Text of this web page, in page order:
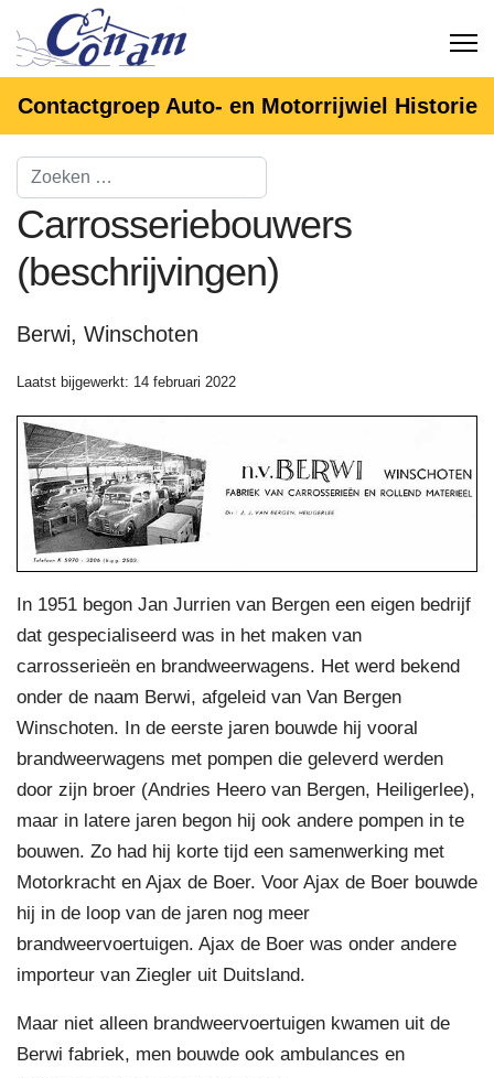
Contactgroep Auto- en Motorrijwiel Historie
Carrosseriebouwers
(beschrijvingen)
Berwi, Winschoten
Laatst bijgewerkt: 14 februari 2022
In 1951 begon Jan Jurrien van Bergen een eigen bedrijf
dat gespecialiseerd was in het maken van
carrosserieën en brandweerwagens. Het werd bekend
onder de naam Berwi, afgeleid van Van Bergen
Winschoten. In de eerste jaren bouwde hij vooral
brandweerwagens met pompen die geleverd werden
door zijn broer (Andries Heero van Bergen, Heiligerlee),
maar in latere jaren begon hij ook andere pompen in te
bouwen. Zo had hij korte tijd een samenwerking met
Motorkracht en Ajax de Boer. Voor Ajax de Boer bouwde
hij in de loop van de jaren nog meer
brandweervoertuigen. Ajax de Boer was onder andere
importeur van Ziegler uit Duitsland.
Maar niet alleen brandweervoertuigen kwamen uit de
Berwi fabriek, men bouwde ook ambulances en